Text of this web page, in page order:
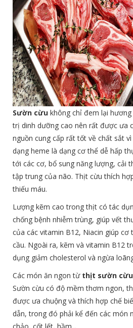
Sườn cừu không chỉ đem lại
trị dinh dưỡng cao nên rất được ưa
nguồn cung cấp rất tốt về chất sắt
dạng heme là dạng cơ thể dễ hấp
tới các cơ, bổ sung năng lượng, cải
tập trung của não. Thịt cừu thích
thiếu máu.
Lượng kẽm cao trong thịt có tác
chống bệnh nhiễm trùng, giúp vết
của các vitamin B12, Niacin giúp
cầu. Ngoài ra, kẽm và vitamin B12
dụng giảm cholesterol và ngừa
Các món ăn ngon từ thịt sườn
Sườn cừu có độ mềm thơm ngon,
được ưa chuộng và thích hợp chế
dẫn, trong đó phải kể đến các món
chảo, cốt lết, hầm...